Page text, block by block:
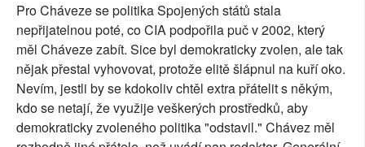
Pro Cháveze se politika Spojených států stala
nepřijatelnou poté, co CIA podpořila puč v 2002, který
měl Cháveze zabít. Sice byl demokraticky zvolen, ale tak
nějak přestal vyhovovat, protože elitě šlápnul na kuří oko.
Nevím, jestli by se kdokoliv chtěl extra přátelit s někým,
kdo se netají, že využije veškerých prostředků, aby
demokraticky zvoleného politika "odstavil." Chávez měl